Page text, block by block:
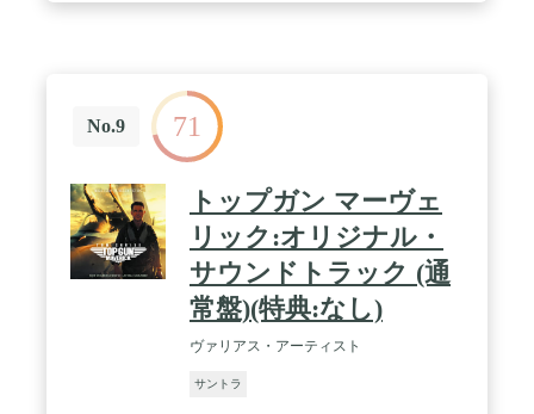
No.9 71
トップガン マーヴェ
リック:オリジナル・
サウンドトラック (通
常盤)(特典:なし)
ヴァリアス・アーティスト
サントラ